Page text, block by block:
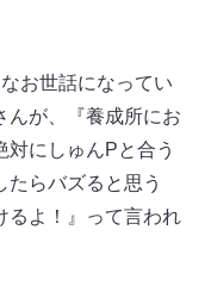
お世話になってい
んが、『養成所にお
対にしゅんPと合う
たらバズると思う
るよ！』って言われ